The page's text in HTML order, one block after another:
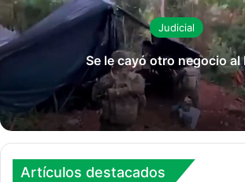
Judicial
Se le cayó otro negocio al
Artículos destacados